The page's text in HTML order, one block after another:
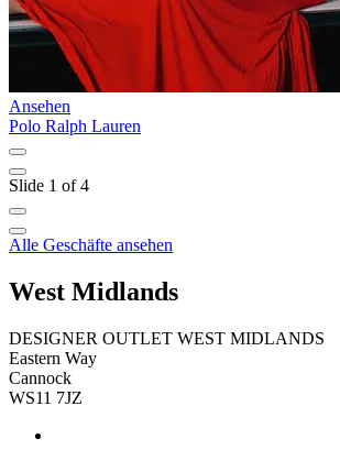
Ansehen
Polo Ralph Lauren
Slide 1 of 4
Alle Geschäfte ansehen
West Midlands
DESIGNER OUTLET WEST MIDLANDS
Eastern Way
Cannock
WS11 7JZ